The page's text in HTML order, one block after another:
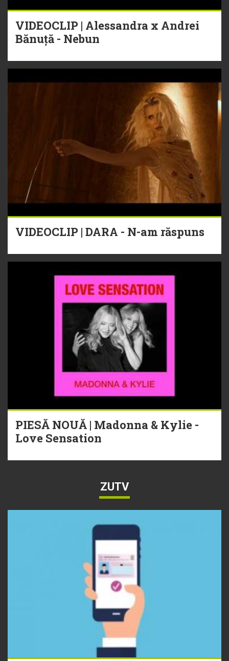
VIDEOCLIP | Alessandra x Andrei
Bănuță - Nebun
VIDEOCLIP | DARA - N-am răspuns
PIESĂ NOUĂ | Madonna & Kylie -
Love Sensation
ZUTV